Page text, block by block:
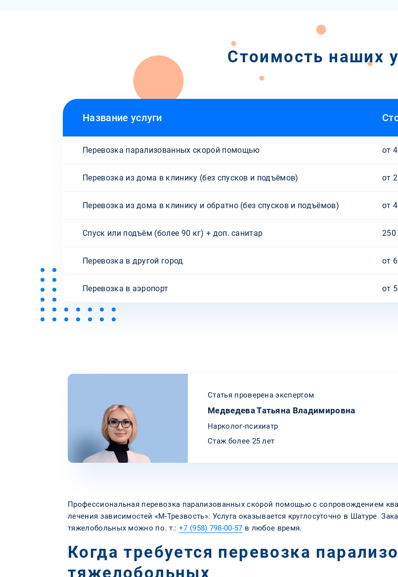
Стоимость наших
Название услуги
Перевозка парализованных скорой помощью от
Перевозка из дома в клинику (без спусков и подъёмов) от
Перевозка из дома в клинику и обратно (без спусков и подъёмов) от
Спуск или подъём (более 90 кг) + доп. санитар
Перевозка в другой город от
Перевозка в аэропорт от
Статья проверена экспертом
Медведева Татьяна Владимировна
Нарколог-психиатр
Стаж более 25 лет
Профессиональная перевозка парализованных скорой помощью с сопровождением
лечения зависимостей «М-Трезвость». Услуга оказывается круглосуточно в Шатуре.
тяжелобольных можно по. т.: +7 (958) 798-00-57 в любое время.
Когда требуется перевозка
тяжелобольных